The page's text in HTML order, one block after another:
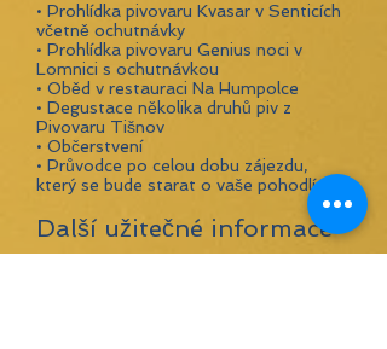
• Prohlídka pivovaru Kvasar v Senticích
včetně ochutnávky
• Prohlídka pivovaru Genius noci v
Lomnici s ochutnávkou
• Oběd v restauraci Na Humpolce​
• Degustace několika druhů piv z
Pivovaru Tišnov
​• Občerstvení​
• Průvodce po celou dobu zájezdu,
který se bude starat o vaše pohodlí
Další užitečné informace